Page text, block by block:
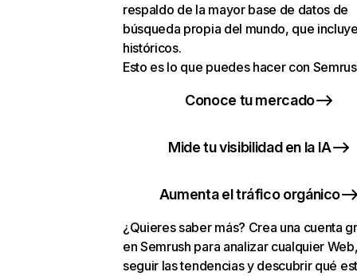
respaldo de la mayor base de datos de
búsqueda propia del mundo, que
históricos.
Esto es lo que puedes hacer con
Conoce tu mercado
Mide tu visibilidad en la IA
Aumenta el tráfico orgánico
¿Quieres saber más? Crea una cuenta
en Semrush para analizar cualquier
seguir las tendencias y descubrir qué